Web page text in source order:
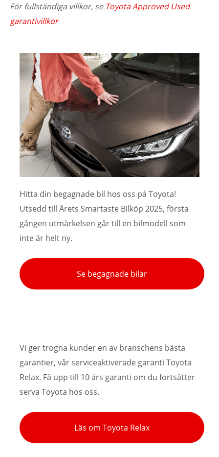
För fullständiga villkor, se Toyota Approved Used
garantivillkor
Hitta din begagnade bil hos oss på Toyota!
Utsedd till Årets Smartaste Bilköp 2025, första
gången utmärkelsen går till en bilmodell som
inte är helt ny.
Se begagnade bilar
Vi ger trogna kunder en av branschens bästa
garantier, vår serviceaktiverade garanti Toyota
Relax. Få upp till 10 års garanti om du fortsätter
serva Toyota hos oss.
Läs om Toyota Relax